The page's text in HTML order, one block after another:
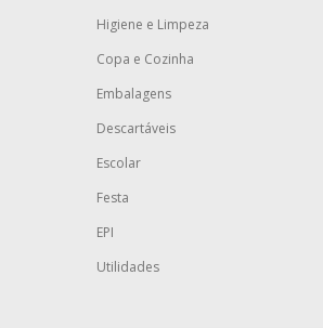
Higiene e Limpeza
Copa e Cozinha
Embalagens
Descartáveis
Escolar
Festa
EPI
Utilidades